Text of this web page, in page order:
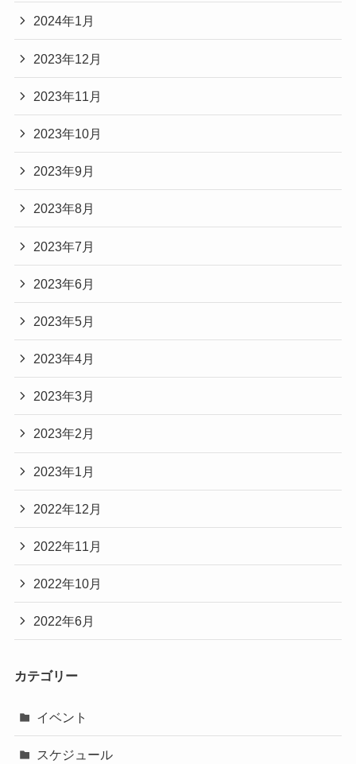
2024年1月
2023年12月
2023年11月
2023年10月
2023年9月
2023年8月
2023年7月
2023年6月
2023年5月
2023年4月
2023年3月
2023年2月
2023年1月
2022年12月
2022年11月
2022年10月
2022年6月
カテゴリー
イベント
スケジュール